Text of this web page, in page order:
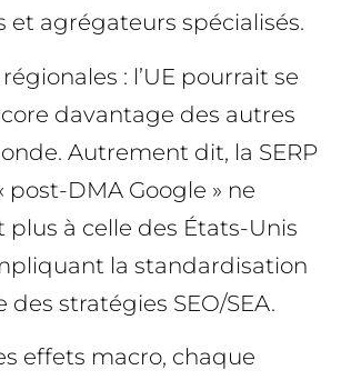
et agrégateurs spécialisés.
: l’UE pourrait se
davantage des autres
Autrement dit, la SERP
post-DMA Google » ne
plus à celle des États-Unis
la standardisation
stratégies SEO/SEA.
effets macro, chaque